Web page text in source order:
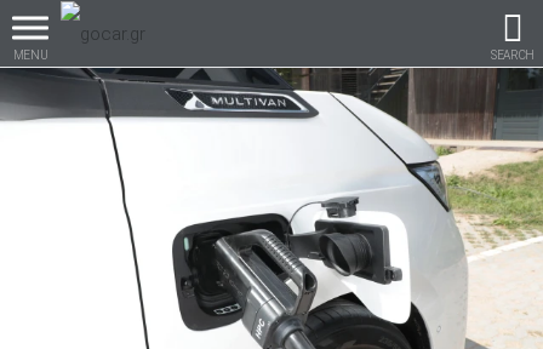
MENU SEARCH
Βρες τα πάντα για το
αυτοκίνητο!